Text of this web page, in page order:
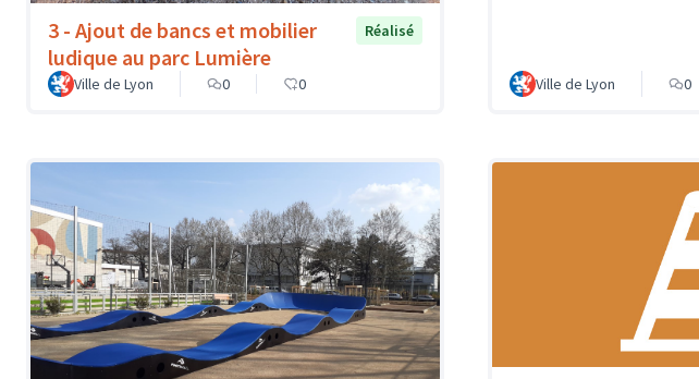
3 - Ajout de bancs et mobilier
ludique au parc Lumière
Réalisé
Ville de Lyon 0 0 Ville de Lyon 0